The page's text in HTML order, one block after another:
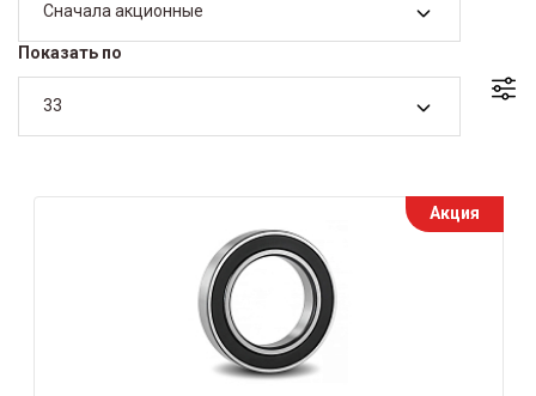
Сначала акционные
Показать по
33
Акция